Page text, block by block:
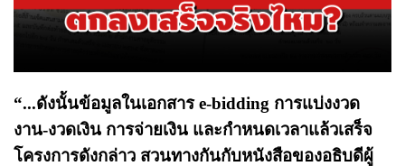
“...ดังนั้นข้อมูลในเอกสาร e-bidding การแบ่งงวด
งาน-งวดเงิน การจ่ายเงิน และกำหนดเวลาแล้วเสร็จ
โครงการดังกล่าว สวนทางกันกับหนังสือของอธิบดีผู้